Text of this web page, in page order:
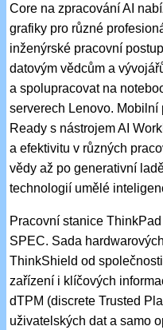
Core na zpracování AI
grafiky pro různé
inženýrské pracovní
datovým vědcům a
a spolupracovat na
serverech Lenovo.
Ready s nástrojem AI
a efektivitu v různých
vědy až po generativní
technologií umělé
Pracovní stanice
SPEC. Sada
ThinkShield od
zařízení i klíčových
dTPM (discrete Trusted
uživatelských dat a samo